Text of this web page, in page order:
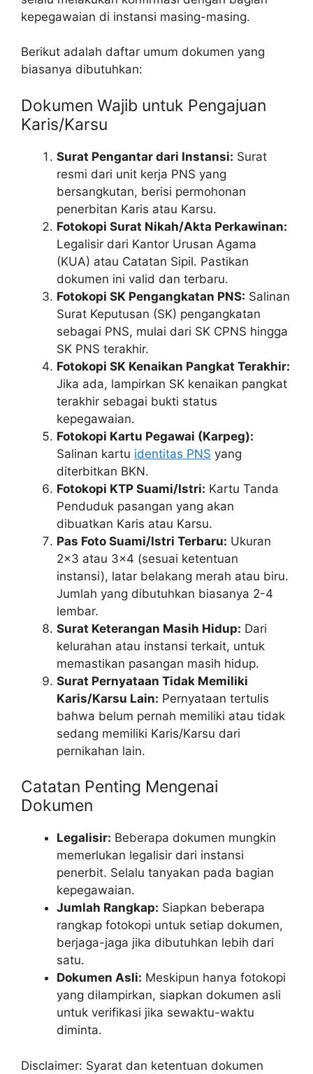
kepegawaian di instansi masing-masing.
Berikut adalah daftar umum dokumen yang
biasanya dibutuhkan:
Dokumen Wajib untuk Pengajuan
Karis/Karsu
Surat Pengantar dari Instansi: Surat
resmi dari unit kerja PNS yang
bersangkutan, berisi permohonan
penerbitan Karis atau Karsu.
Fotokopi Surat Nikah/Akta Perkawinan:
Legalisir dari Kantor Urusan Agama
(KUA) atau Catatan Sipil. Pastikan
dokumen ini valid dan terbaru.
Fotokopi SK Pengangkatan PNS: Salinan
Surat Keputusan (SK) pengangkatan
sebagai PNS, mulai dari SK CPNS hingga
SK PNS terakhir.
Fotokopi SK Kenaikan Pangkat Terakhir:
Jika ada, lampirkan SK kenaikan pangkat
terakhir sebagai bukti status
kepegawaian.
Fotokopi Kartu Pegawai (Karpeg):
Salinan kartu identitas PNS yang
diterbitkan BKN.
Fotokopi KTP Suami/Istri: Kartu Tanda
Penduduk pasangan yang akan
dibuatkan Karis atau Karsu.
Pas Foto Suami/Istri Terbaru: Ukuran
2×3 atau 3×4 (sesuai ketentuan
instansi), latar belakang merah atau biru.
Jumlah yang dibutuhkan biasanya 2-4
lembar.
Surat Keterangan Masih Hidup: Dari
kelurahan atau instansi terkait, untuk
memastikan pasangan masih hidup.
Surat Pernyataan Tidak Memiliki
Karis/Karsu Lain: Pernyataan tertulis
bahwa belum pernah memiliki atau tidak
sedang memiliki Karis/Karsu dari
pernikahan lain.
Catatan Penting Mengenai
Dokumen
Legalisir: Beberapa dokumen mungkin
memerlukan legalisir dari instansi
penerbit. Selalu tanyakan pada bagian
kepegawaian.
Jumlah Rangkap: Siapkan beberapa
rangkap fotokopi untuk setiap dokumen,
berjaga-jaga jika dibutuhkan lebih dari
satu.
Dokumen Asli: Meskipun hanya fotokopi
yang dilampirkan, siapkan dokumen asli
untuk verifikasi jika sewaktu-waktu
diminta.
Disclaimer: Syarat dan ketentuan dokumen